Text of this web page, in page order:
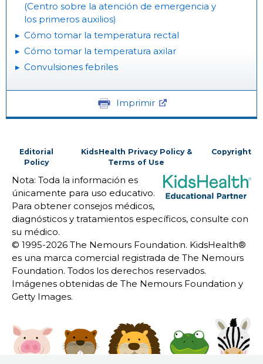
(Centro sobre la atención de emergencia y
los primeros auxilios)
Cómo tomar la temperatura rectal
Cómo tomar la temperatura axilar
Convulsiones febriles
Imprimir
Editorial
Policy
KidsHealth Privacy Policy &
Terms of Use
Copyright
Nota: Toda la información es
únicamente para uso educativo.
Para obtener consejos médicos,
diagnósticos y tratamientos específicos, consulte con
su médico.
© 1995-2026 The Nemours Foundation. KidsHealth®
es una marca comercial registrada de The Nemours
Foundation. Todos los derechos reservados.
Imágenes obtenidas de The Nemours Foundation y
Getty Images.